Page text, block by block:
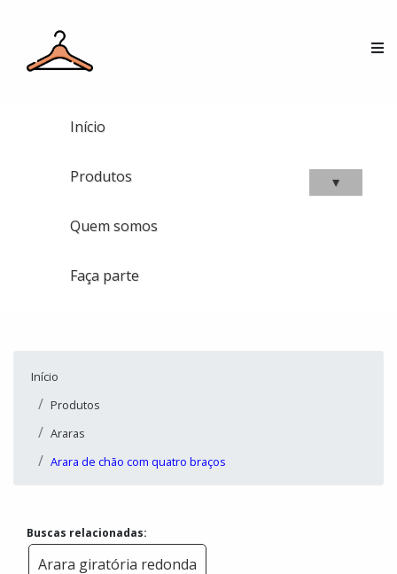
Início
Produtos ▾
Quem somos
Faça parte
Início
Produtos
Araras
Arara de chão com quatro braços
Buscas relacionadas:
Arara giratória redonda